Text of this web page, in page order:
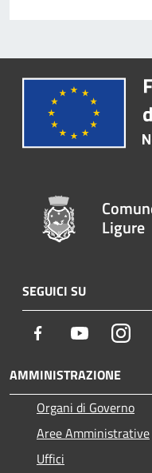
Ligure
SEGUICI SU
Facebook Youtube
AMMINISTRAZIONE
Organi di Governo
Aree Amministrative
Uffici